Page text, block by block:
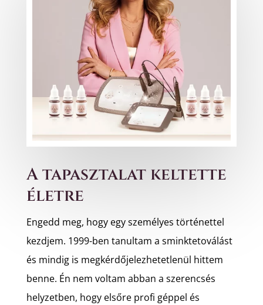
A tapasztalat keltette
életre
Engedd meg, hogy egy személyes történettel
kezdjem. 1999-ben tanultam a sminktetoválást
és mindig is megkérdőjelezhetetlenül hittem
benne. Én nem voltam abban a szerencsés
helyzetben, hogy elsőre profi géppel és